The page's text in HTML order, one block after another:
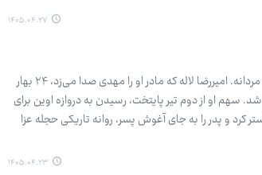
۱۴۰۵.۰۴.۲۷
مرضیه کیان: روایت دهم قصه جوانی است که بوی براده آهن می‌داد و غیرت مردانه. امیررضا لاله که مادر او را مهدی صدا می‌زد، ۲۴ بهار
سهم او از دوم تیر پایتخت، رسیدن به دروازه اوین برای
و پدر را به جای آغوش پسر، روانه تاریکی حجله عزا
۱۴۰۵.۰۴.۲۳